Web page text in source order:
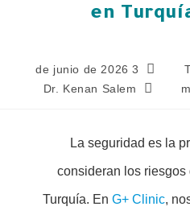
en
3 de junio de 2026
Dr. Kenan Salem
La seguridad es la
consideran los
Turquía. En G+ Clinic,